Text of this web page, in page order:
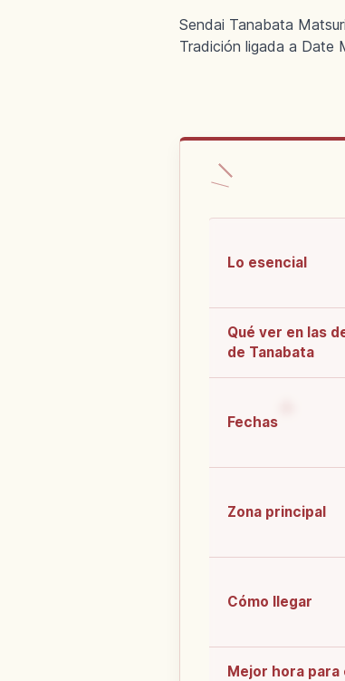
Sendai Tanabata
Tradición ligada a Date
Lo esencial
Qué ver en las
de Tanabata
Fechas
Zona principal
Cómo llegar
Mejor hora para